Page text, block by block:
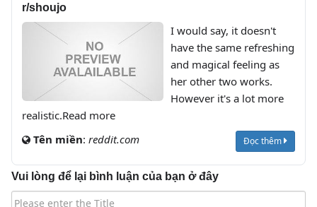
r/shoujo
I would say, it doesn't
have the same refreshing
and magical feeling as
her other two works.
However it's a lot more
realistic.Read more
Tên miền: reddit.com Đọc thêm
Vui lòng để lại bình luận của bạn ở đây